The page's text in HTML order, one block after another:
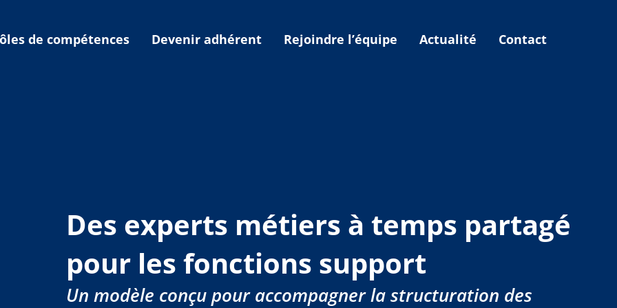
de compétences Devenir adhérent Rejoindre l’équipe Actualité Contact
Des experts métiers à temps partagé
pour les fonctions support
Un modèle conçu pour accompagner la structuration des